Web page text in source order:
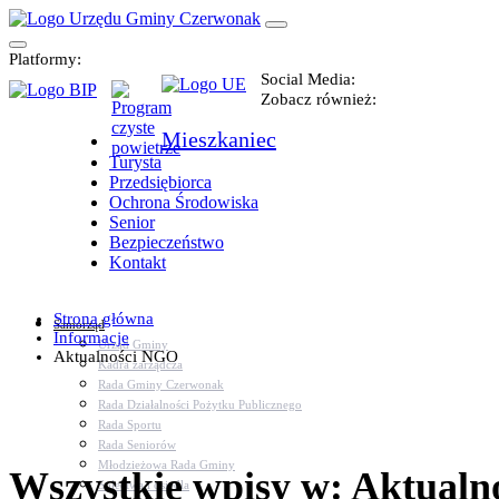
Platformy:
Social Media:
Zobacz również:
Mieszkaniec
Turysta
Przedsiębiorca
Ochrona Środowiska
Senior
Bezpieczeństwo
Kontakt
Samorząd
Urząd Gminy
Kadra zarządcza
Rada Gminy Czerwonak
Rada Działalności Pożytku Publicznego
Rada Sportu
Rada Seniorów
Młodzieżowa Rada Gminy
Sołectwa i osiedla
Strona główna
Informacje
Aktualności NGO
Wszystkie wpisy w: